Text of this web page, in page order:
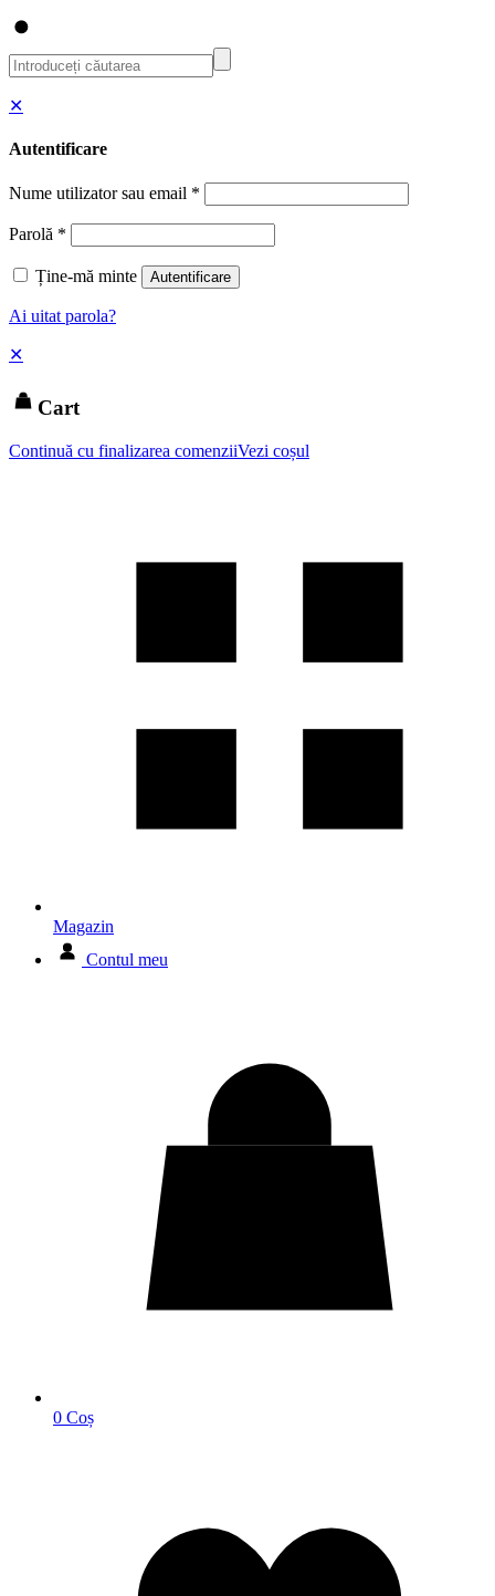
✕
Autentificare
Nume utilizator sau email *
Parolă *
Ține-mă minte Autentificare
Ai uitat parola?
✕
Cart
Continuă cu finalizarea comenziiVezi coșul
Magazin
Contul meu
0 Coș